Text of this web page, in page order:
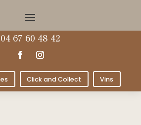
04 67 60 48 42
Click and Collect Vins